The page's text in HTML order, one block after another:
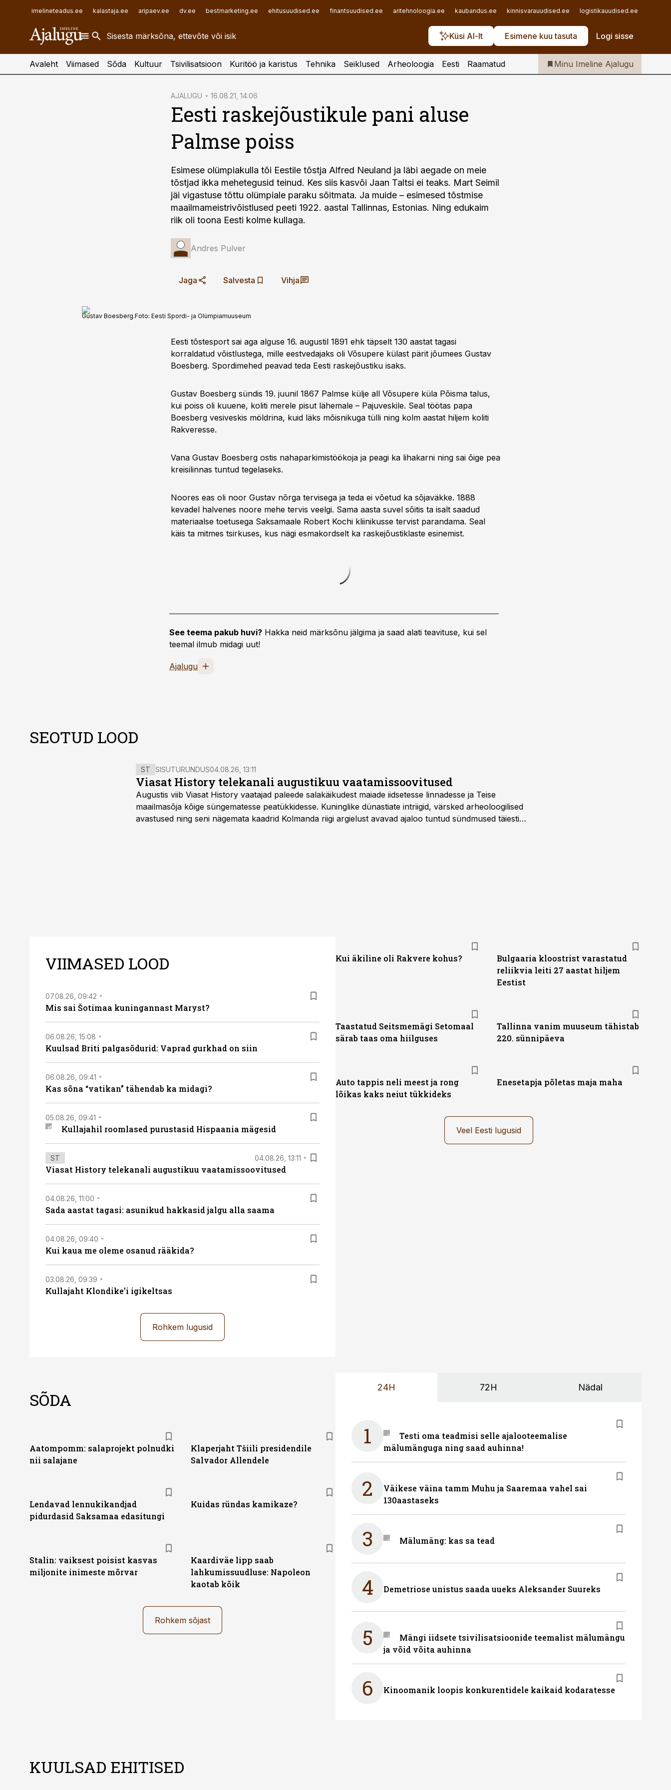
imelineteadus.ee kalastaja.ee aripaev.ee dv.ee bestmarketing.ee ehitusuudised.ee finantsuudised.ee aritehnoloogia.ee kaubandus.ee kinnisvarauudised.ee logistikauudised.ee
Küsi AI-lt Esimene kuu tasuta Logi sisse
finantsuudised.ee
aritehnoloogia.ee
toostusuudised.ee
Iseteenindus
Telli Imeline Ajalugu
Avaleht Viimased Sõda Kultuur Tsivilisatsioon Kuritöö ja karistus Tehnika Seiklused Arheoloogia Eesti Raamatud Minu Imeline Ajalugu
AJALUGU 16.08.21, 14:06
Eesti raskejõustikule pani aluse
Palmse poiss
Esimese olümpiakulla tõi Eestile tõstja Alfred Neuland ja läbi aegade on meie
tõstjad ikka mehetegusid teinud. Kes siis kasvõi Jaan Taltsi ei teaks. Mart Seimil
jäi vigastuse tõttu olümpiale paraku sõitmata. Ja muide – esimesed tõstmise
maailmameistrivõistlused peeti 1922. aastal Tallinnas, Estonias. Ning edukaim
riik oli toona Eesti kolme kullaga.
Andres Pulver
Jaga Salvesta Vihja
Gustav Boesberg.Foto: Eesti Spordi- ja Olümpiamuuseum
Eesti tõstesport sai aga alguse 16. augustil 1891 ehk täpselt 130 aastat tagasi
korraldatud võistlustega, mille eestvedajaks oli Võsupere külast pärit jõumees Gustav
Boesberg. Spordimehed peavad teda Eesti raskejõustiku isaks.
Gustav Boesberg sündis 19. juunil 1867 Palmse külje all Võsupere küla Põisma talus,
kui poiss oli kuuene, koliti merele pisut lähemale – Pajuveskile. Seal töötas papa
Boesberg vesiveskis möldrina, kuid läks mõisnikuga tülli ning kolm aastat hiljem koliti
Rakveresse.
Vana Gustav Boesberg ostis nahaparkimistöökoja ja peagi ka lihakarni ning sai õige pea
kreisilinnas tuntud tegelaseks.
Noores eas oli noor Gustav nõrga tervisega ja teda ei võetud ka sõjaväkke. 1888
kevadel halvenes noore mehe tervis veelgi. Sama aasta suvel sõitis ta isalt saadud
materiaalse toetusega Saksamaale Robert Kochi kliinikusse tervist parandama. Seal
käis ta mitmes tsirkuses, kus nägi esmakordselt ka raskejõustiklaste esinemist.
See teema pakub huvi? Hakka neid märksõnu jälgima ja saad alati teavituse, kui sel
teemal ilmub midagi uut!
Ajalugu
SEOTUD LOOD
ST SISUTURUNDUS04.08.26, 13:11
Viasat History telekanali augustikuu vaatamissoovitused
Augustis viib Viasat History vaatajad paleede salakäikudest maiade iidsetesse linnadesse ja Teise
maailmasõja kõige süngematesse peatükkidesse. Kuninglike dünastiate intriigid, värsked arheoloogilised
avastused ning seni nägemata kaadrid Kolmanda riigi argielust avavad ajaloo tuntud sündmused täiesti
VIIMASED LOOD
07.08.26, 09:42
Mis sai Šotimaa kuningannast Maryst?
06.08.26, 15:08
Kuulsad Briti palgasõdurid: Vaprad gurkhad on siin
06.08.26, 09:41
Kas sõna “vatikan” tähendab ka midagi?
05.08.26, 09:41
Kullajahil roomlased purustasid Hispaania mägesid
ST 04.08.26, 13:11
Viasat History telekanali augustikuu vaatamissoovitused
04.08.26, 11:00
Sada aastat tagasi: asunikud hakkasid jalgu alla saama
04.08.26, 09:40
Kui kaua me oleme osanud rääkida?
03.08.26, 09:39
Kullajaht Klondike’i igikeltsas
Rohkem lugusid
Kui äkiline oli Rakvere kohus?
Bulgaaria kloostrist varastatud
reliikvia leiti 27 aastat hiljem
Eestist
Taastatud Seitsmemägi Setomaal
särab taas oma hiilguses
Tallinna vanim muuseum tähistab
220. sünnipäeva
Auto tappis neli meest ja rong
lõikas kaks neiut tükkideks
Enesetapja põletas maja maha
Veel Eesti lugusid
SÕDA
Aatompomm: salaprojekt polnudki
nii salajane
Klaperjaht Tšiili presidendile
Salvador Allendele
Lendavad lennukikandjad
pidurdasid Saksamaa edasitungi
Kuidas ründas kamikaze?
Stalin: vaiksest poisist kasvas
miljonite inimeste mõrvar
Kaardiväe lipp saab
lahkumissuudluse: Napoleon
kaotab kõik
Rohkem sõjast
24H 72H Nädal
1
Testi oma teadmisi selle ajalooteemalise
mälumänguga ning saad auhinna!
2
Väikese väina tamm Muhu ja Saaremaa vahel sai
130aastaseks
3 Mälumäng: kas sa tead
4 Demetriose unistus saada uueks Aleksander Suureks
5
Mängi iidsete tsivilisatsioonide teemalist mälumängu
ja võid võita auhinna
6 Kinoomanik loopis konkurentidele kaikaid kodaratesse
KUULSAD EHITISED